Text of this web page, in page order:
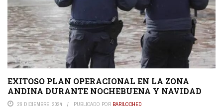
EXITOSO PLAN OPERACIONAL EN LA ZONA
ANDINA DURANTE NOCHEBUENA Y NAVIDAD
26 DICIEMBRE, 2024 PUBLICADO POR BARILOCHED